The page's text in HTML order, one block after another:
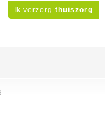
Ik verzorg thuiszorg